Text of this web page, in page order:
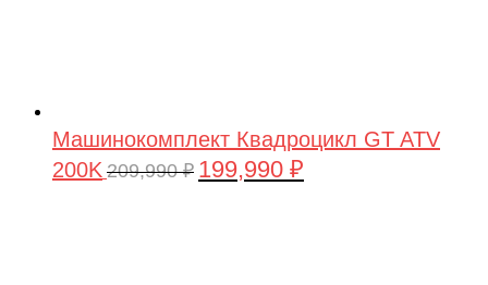
Машинокомплект Квадроцикл GT ATV
200K 209,990₽ Первоначальная
199,990 ₽